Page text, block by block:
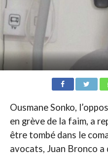
Ousmane Sonko,
en grève de la faim, a
être tombé dans le
avocats, Juan Bronco a